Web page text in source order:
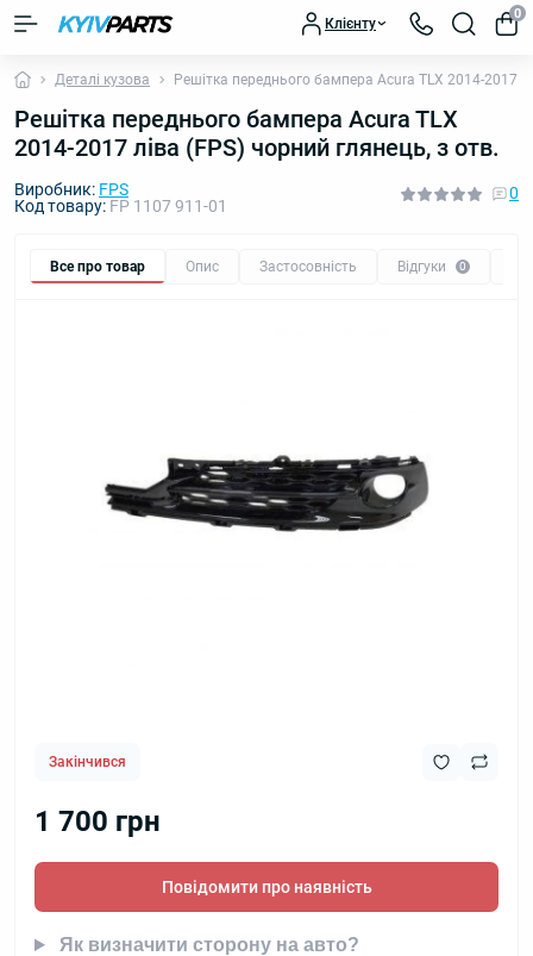
Клієнту
0
Деталі кузова Решітка переднього бампера Acura TLX 2014-2017
Решітка переднього бампера Acura TLX
2014-2017 ліва (FPS) чорний глянець, з отв.
Виробник: FPS
Код товару: FP 1107 911-01
0
Все про товар Опис Застосовність Відгуки 0
Закінчився
1 700 грн
Повідомити про наявність
Як визначити сторону на авто?